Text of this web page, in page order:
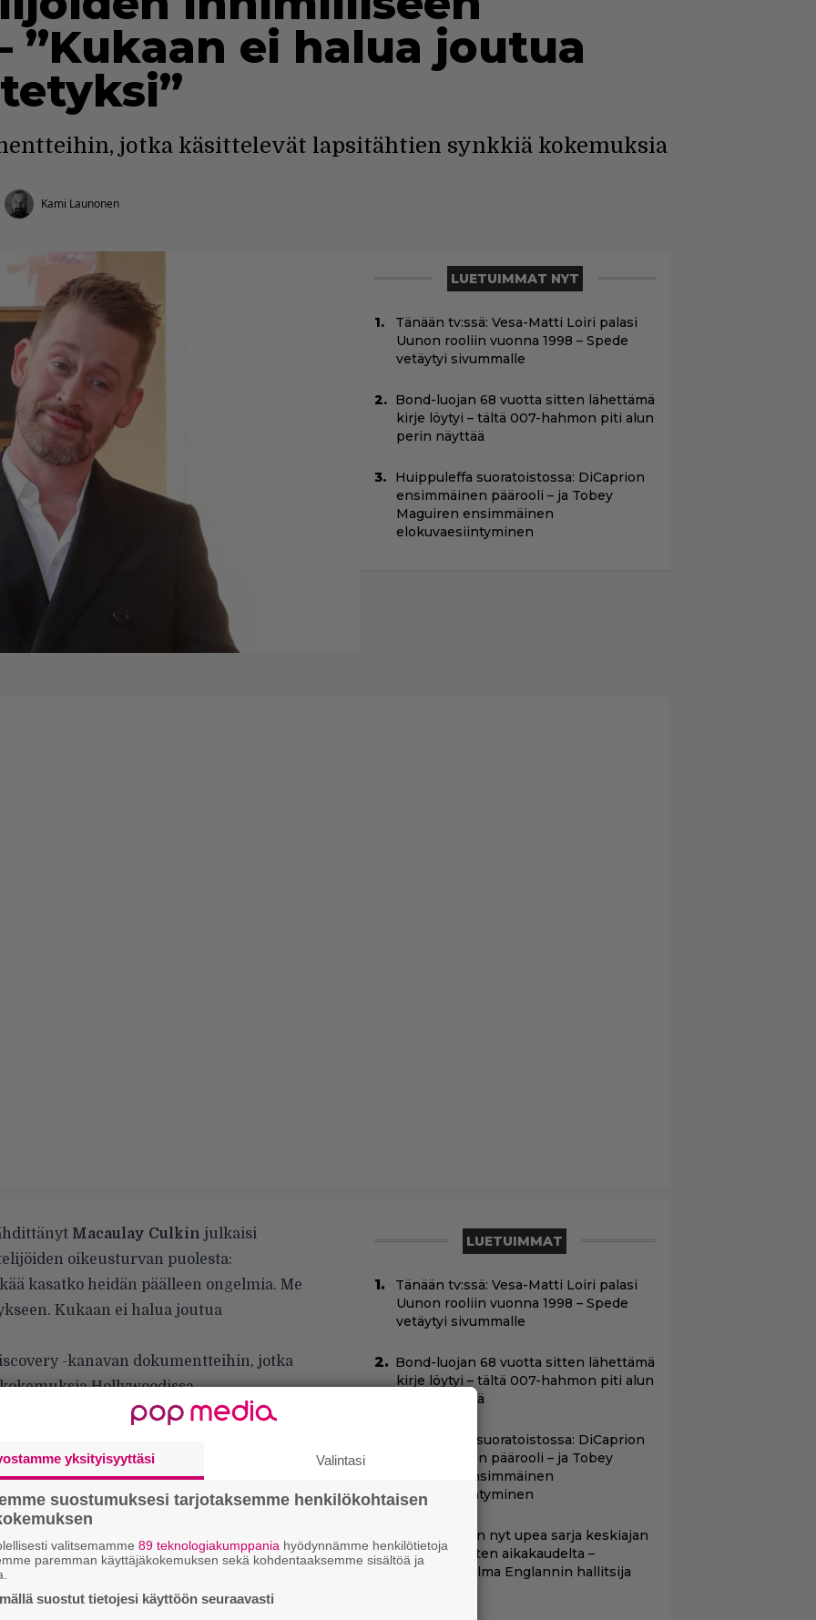
”Kukaan ei halua joutua
jotka käsittelevät lapsitähtien synkkiä kokemuksia
Kami Launonen
LUETUIMMAT NYT
Tänään tv:ssä: Vesa-Matti Loiri palasi
Uunon rooliin vuonna 1998 – Spede
vetäytyi sivummalle
Bond-luojan 68 vuotta sitten lähettämä
kirje löytyi – tältä 007-hahmon piti alun
perin näyttää
Huippuleffa suoratoistossa: DiCaprion
ensimmäinen päärooli – ja Tobey
Maguiren ensimmäinen
elokuvaesiintyminen
Macaulay Culkin julkaisi
oikeusturvan puolesta:
kasatko heidän päälleen ongelmia. Me
Kukaan ei halua joutua
-kanavan dokumentteihin, jotka
Hollywoodissa.
LUETUIMMAT
Tänään tv:ssä: Vesa-Matti Loiri palasi
Uunon rooliin vuonna 1998 – Spede
vetäytyi sivummalle
Bond-luojan 68 vuotta sitten lähettämä
kirje löytyi – tältä 007-hahmon piti alun
perin näyttää
Huippuleffa suoratoistossa: DiCaprion
ensimmäinen päärooli – ja Tobey
Maguiren ensimmäinen
elokuvaesiintyminen
Netflixissä on nyt upea sarja keskiajan
kuninkaallisten aikakaudelta –
keskiössä julma Englannin hallitsija
yksityisyyttäsi Valintasi
suostumuksesi tarjotaksemme henkilökohtaisen
valitsemamme 89 teknologiakumppania hyödynnämme henkilötietoja
paremman käyttäjäkokemuksen sekä kohdentaaksemme sisältöä ja
suostut tietojesi käyttöön seuraavasti